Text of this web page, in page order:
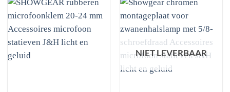
NIET LEVERBAAR